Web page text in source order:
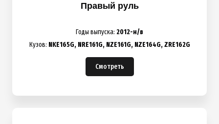
Правый руль
Годы выпуска: 2012-н/в
Кузов: NKE165G, NRE161G, NZE161G, NZE164G,ZRE162G
Смотреть